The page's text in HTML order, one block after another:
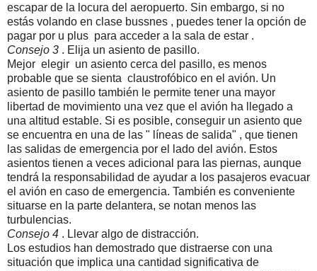
escapar de la locura del aeropuerto. Sin embargo, si no
estás volando en clase bussnes , puedes tener la opción de
pagar por u plus para acceder a la sala de estar .
Consejo 3 . Elija un asiento de pasillo.
Mejor elegir un asiento cerca del pasillo, es menos
probable que se sienta claustrofóbico en el avión. Un
asiento de pasillo también le permite tener una mayor
libertad de movimiento una vez que el avión ha llegado a
una altitud estable. Si es posible, conseguir un asiento que
se encuentra en una de las " líneas de salida" , que tienen
las salidas de emergencia por el lado del avión. Estos
asientos tienen a veces adicional para las piernas, aunque
tendrá la responsabilidad de ayudar a los pasajeros evacuar
el avión en caso de emergencia. También es conveniente
situarse en la parte delantera, se notan menos las
turbulencias.
Consejo 4 . Llevar algo de distracción.
Los estudios han demostrado que distraerse con una
situación que implica una cantidad significativa de